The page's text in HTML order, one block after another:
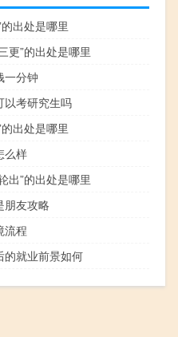
出处是哪里
更”的出处是哪里
一分钟
以考研究生吗
出处是哪里
么样
出”的出处是哪里
朋友攻略
流程
的就业前景如何